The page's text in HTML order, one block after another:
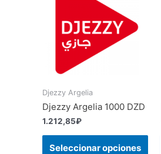
Djezzy Argelia
Djezzy Argelia 1000 DZD
1.212,85₽
Seleccionar opciones